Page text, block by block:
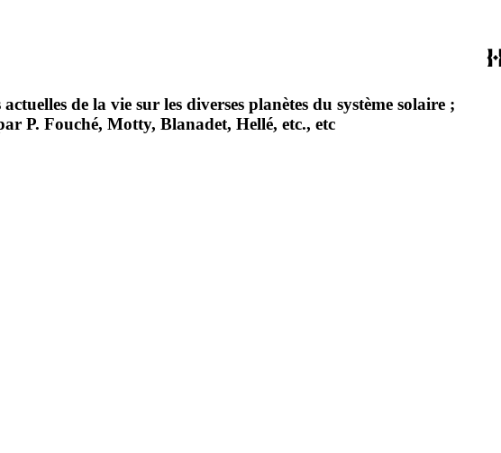
de la vie sur les diverses planètes du système solaire ;
P. Fouché, Motty, Blanadet, Hellé, etc., etc